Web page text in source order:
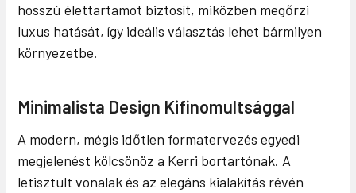
hosszú élettartamot biztosít, miközben megőrzi
luxus hatását, így ideális választás lehet bármilyen
környezetbe.
Minimalista Design Kifinomultsággal
A modern, mégis időtlen formatervezés egyedi
megjelenést kölcsönöz a Kerri bortartónak. A
letisztult vonalak és az elegáns kialakítás révén